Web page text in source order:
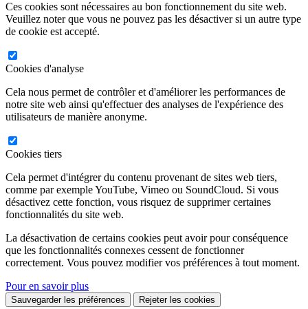
Ces cookies sont nécessaires au bon fonctionnement du site web.
Veuillez noter que vous ne pouvez pas les désactiver si un autre type
de cookie est accepté.
Cookies d'analyse
Cela nous permet de contrôler et d'améliorer les performances de
notre site web ainsi qu'effectuer des analyses de l'expérience des
utilisateurs de manière anonyme.
Cookies tiers
Cela permet d'intégrer du contenu provenant de sites web tiers,
comme par exemple YouTube, Vimeo ou SoundCloud. Si vous
désactivez cette fonction, vous risquez de supprimer certaines
fonctionnalités du site web.
La désactivation de certains cookies peut avoir pour conséquence
que les fonctionnalités connexes cessent de fonctionner
correctement. Vous pouvez modifier vos préférences à tout moment.
Pour en savoir plus
Sauvegarder les préférences Rejeter les cookies